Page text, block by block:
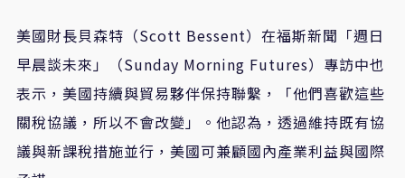
美國財長貝森特（Scott Bessent）在福斯新聞「週日
早晨談未來」（Sunday Morning Futures）專訪中也
表示，美國持續與貿易夥伴保持聯繫，「他們喜歡這些
關稅協議，所以不會改變」。他認為，透過維持既有協
議與新課稅措施並行，美國可兼顧國內產業利益與國際